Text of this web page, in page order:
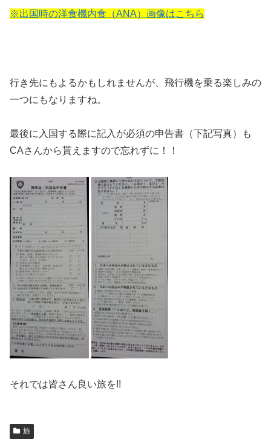
※出国時の洋食機内食（ANA）画像はこちら
行き先にもよるかもしれませんが、飛行機を乗る楽しみの
一つにもなりますね。
最後に入国する際に記入が必須の申告書（下記写真）も
CAさんから貰えますので忘れずに！！
それでは皆さん良い旅を!!
旅